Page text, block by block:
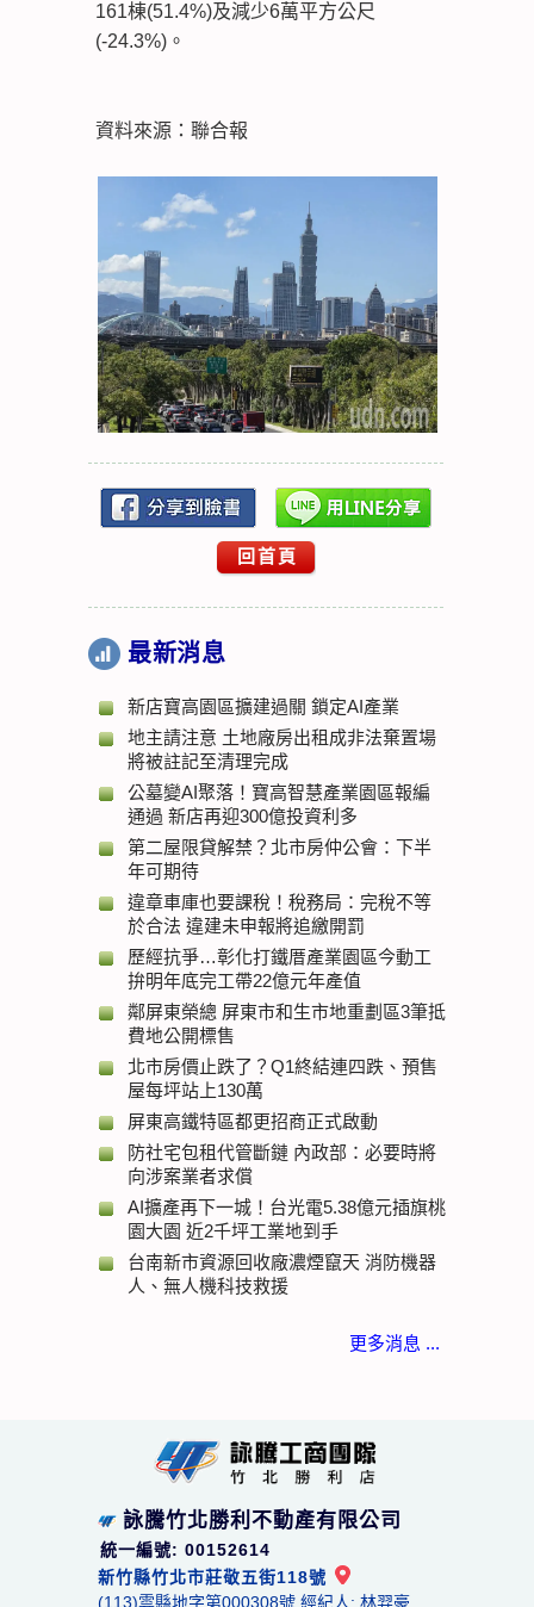
161棟(51.4%)及減少6萬平方公尺
(-24.3%)。
資料來源：聯合報
回首頁
最新消息
新店寶高園區擴建過關 鎖定AI產業
地主請注意 土地廠房出租成非法棄置場
將被註記至清理完成
公墓變AI聚落！寶高智慧產業園區報編
通過 新店再迎300億投資利多
第二屋限貸解禁？北市房仲公會：下半
年可期待
違章車庫也要課稅！稅務局：完稅不等
於合法 違建未申報將追繳開罰
歷經抗爭…彰化打鐵厝產業園區今動工
拚明年底完工帶22億元年產值
鄰屏東榮總 屏東市和生市地重劃區3筆抵
費地公開標售
北市房價止跌了？Q1終結連四跌、預售
屋每坪站上130萬
屏東高鐵特區都更招商正式啟動
防社宅包租代管斷鏈 內政部：必要時將
向涉案業者求償
AI擴產再下一城！台光電5.38億元插旗桃
園大園 近2千坪工業地到手
台南新市資源回收廠濃煙竄天 消防機器
人、無人機科技救援
更多消息 ...
詠騰竹北勝利不動產有限公司
統一編號: 00152614
新竹縣竹北市莊敬五街118號
(113)雲縣地字第000308號 經紀人: 林羿豪